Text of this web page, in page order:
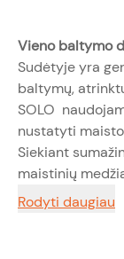
Vieno baltymo
Sudėtyje yra
baltymų,
SOLO
nustatyti
Siekiant
maistinių
Rodyti daugiau